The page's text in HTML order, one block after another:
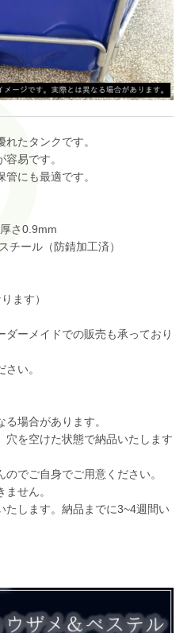
たタンクです。
易です。
にも最適です。
さ0.9mm
ール（防錆加工済）
ます）
ーメイドでの販売も承っており
い。
場合があります。
を空けた状態で納品いたします
でご自身でご用意ください。
せん。
します。納品までに3~4週間い